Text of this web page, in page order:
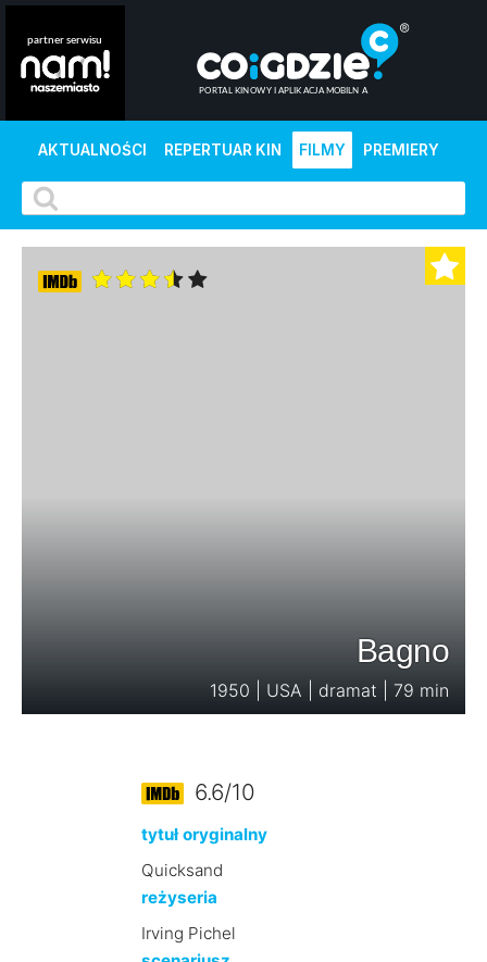
AKTUALNOŚCI REPERTUAR KIN FILMY PREMIERY
Bagno
1950 | USA | dramat | 79 min
6.6/10
tytuł oryginalny
Quicksand
reżyseria
Irving Pichel